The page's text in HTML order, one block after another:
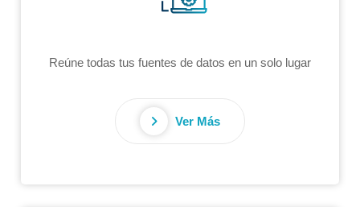
Reúne todas tus fuentes de datos en un solo lugar
Ver Más